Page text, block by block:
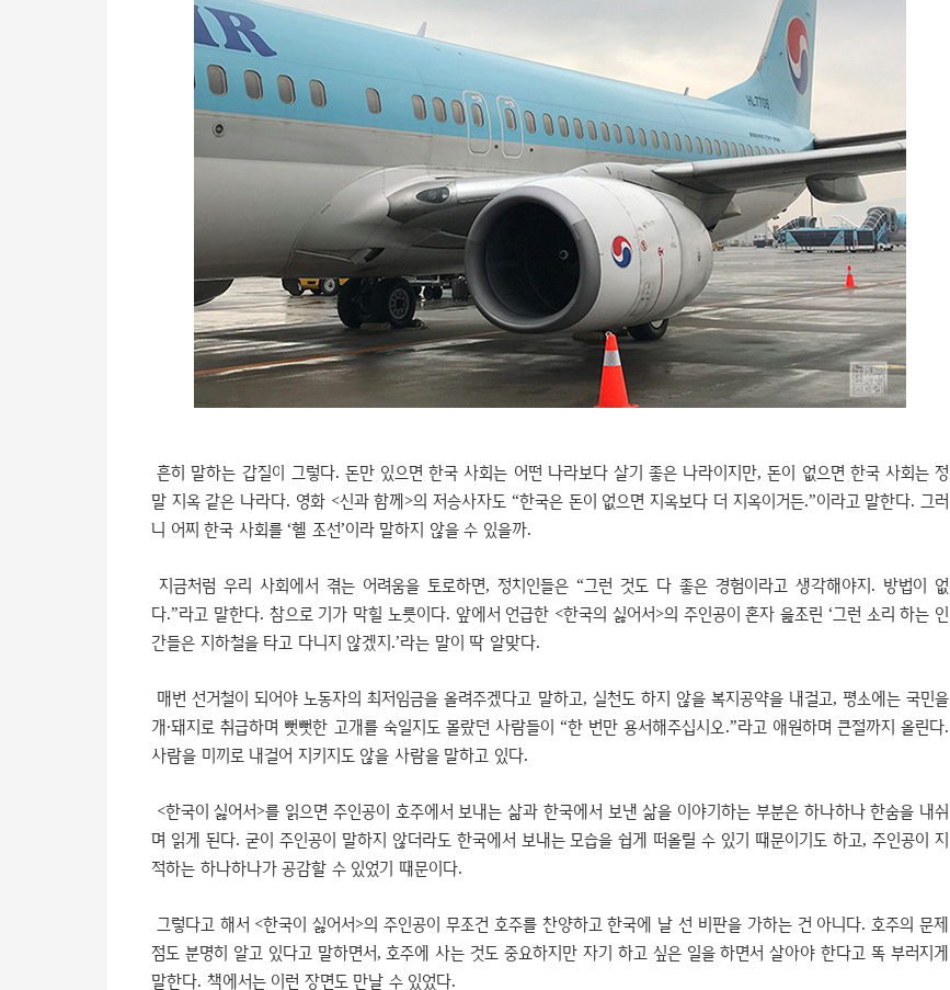
흔히 말하는 갑질이 그렇다. 돈만 있으면 한국 사회는 어떤 나라보다 살기 좋은 나라이지만, 돈이 없으면 한국 사회는 정
말 지옥 같은 나라다. 영화 <신과 함께>의 저승사자도 “한국은 돈이 없으면 지옥보다 더 지옥이거든.”이라고 말한다. 그러
니 어찌 한국 사회를 ‘헬 조선’이라 말하지 않을 수 있을까.
지금처럼 우리 사회에서 겪는 어려움을 토로하면, 정치인들은 “그런 것도 다 좋은 경험이라고 생각해야지. 방법이 없
다.”라고 말한다. 참으로 기가 막힐 노릇이다. 앞에서 언급한 <한국의 싫어서>의 주인공이 혼자 읊조린 ‘그런 소리 하는 인
간들은 지하철을 타고 다니지 않겠지.’라는 말이 딱 알맞다.
매번 선거철이 되어야 노동자의 최저임금을 올려주겠다고 말하고, 실천도 하지 않을 복지공약을 내걸고, 평소에는 국민을
개·돼지로 취급하며 뻣뻣한 고개를 숙일지도 몰랐던 사람들이 “한 번만 용서해주십시오.”라고 애원하며 큰절까지 올린다.
사람을 미끼로 내걸어 지키지도 않을 사람을 말하고 있다.
<한국이 싫어서>를 읽으면 주인공이 호주에서 보내는 삶과 한국에서 보낸 삶을 이야기하는 부분은 하나하나 한숨을 내쉬
며 읽게 된다. 굳이 주인공이 말하지 않더라도 한국에서 보내는 모습을 쉽게 떠올릴 수 있기 때문이기도 하고, 주인공이 지
적하는 하나하나가 공감할 수 있었기 때문이다.
그렇다고 해서 <한국이 싫어서>의 주인공이 무조건 호주를 찬양하고 한국에 날 선 비판을 가하는 건 아니다. 호주의 문제
점도 분명히 알고 있다고 말하면서, 호주에 사는 것도 중요하지만 자기 하고 싶은 일을 하면서 살아야 한다고 똑 부러지게
말한다. 책에서는 이런 장면도 만날 수 있었다.